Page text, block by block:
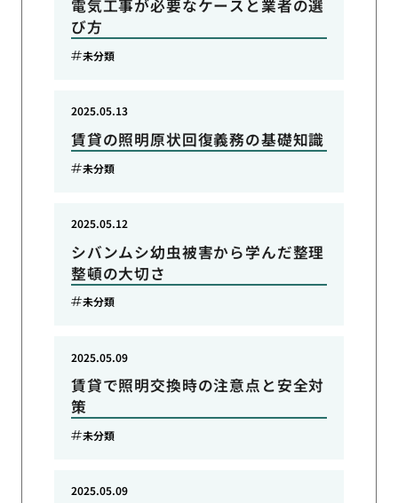
電気工事が必要なケースと業者の選
び方
未分類
賃貸の照明原状回復義務の基礎知識
2025.05.13
未分類
シバンムシ幼虫被害から学んだ整理
整頓の大切さ
2025.05.12
未分類
賃貸で照明交換時の注意点と安全対
策
2025.05.09
未分類
2025.05.09